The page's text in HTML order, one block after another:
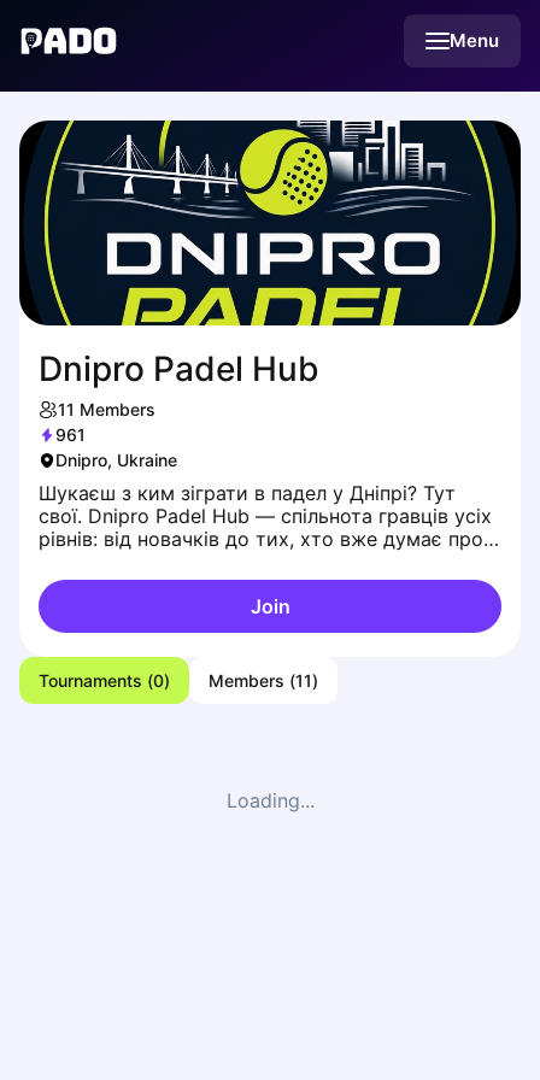
Menu
Українська
Dnipro Padel Hub
11 Members
961
Dnipro, Ukraine
Шукаєш з ким зіграти в падел у Дніпрі? Тут
свої. Dnipro Padel Hub — спільнота гравців усіх
рівнів: від новачків до тих, хто вже думає про
Join
Tournaments (0) Members (11)
Loading...